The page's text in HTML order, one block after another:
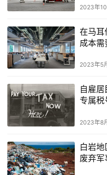
航
2023年10
在马耳
成本需
2023年5
自雇
专属税
2023年8
白岩地
废弃军